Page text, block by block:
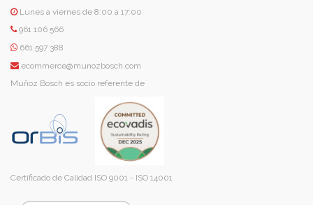
Lunes a viernes de 8:00 a 17:00
961 106 566
661 597 388
ecommerce@munozbosch.com
Muñoz Bosch es socio referente de
Certificado de Calidad ISO 9001 - ISO 14001